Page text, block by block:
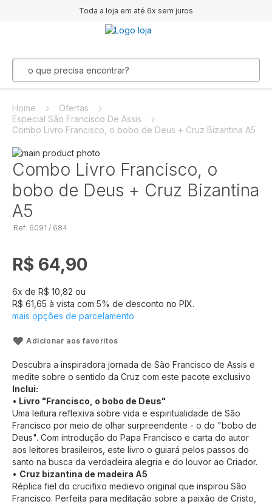
Toda a loja em até 6x sem juros
Home
Ofertas
Especial São Francisco De Assis
Combo Livro Francisco, o bobo de Deus + Cruz Bizantina A5
Pular
para
o
final
Galeria
de
Saltar
para
o
da
Galeria
Combo Livro Francisco, o
bobo de Deus + Cruz Bizantina
A5
Ref: 6091 / 684
R$ 64,90
6x de R$ 10,82 ou
R$ 61,65 à vista com 5% de desconto no PIX.
mais opções de parcelamento
Adicionar aos favoritos
Descubra a inspiradora jornada de São Francisco de Assis e
medite sobre o sentido da Cruz com este pacote exclusivo
Inclui:
• Livro "Francisco, o bobo de Deus"
Uma leitura reflexiva sobre vida e espiritualidade de São
Francisco por meio de olhar surpreendente - o do "bobo de
Deus". Com introdução do Papa Francisco e carta do autor
aos leitores brasileiros, este livro o guiará pelos passos do
santo na busca da verdadeira alegria e do louvor ao Criador.
• Cruz bizantina de madeira A5
Réplica fiel do crucifixo medievo original que inspirou São
Francisco. Perfeita para meditação sobre a paixão de Cristo,